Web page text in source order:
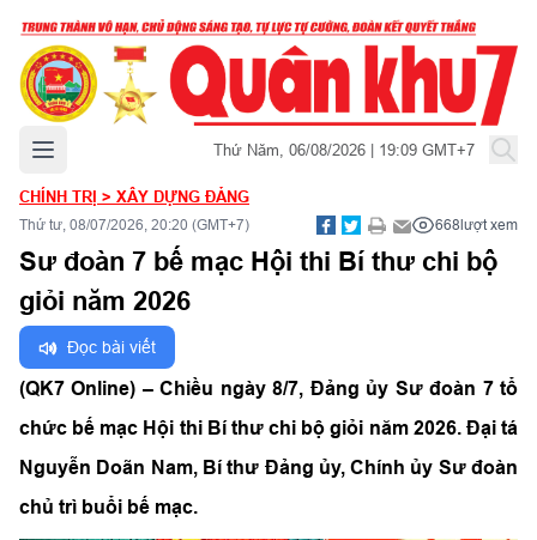
Mở menu chính Thứ Năm, 06/08/2026 | 19:09 GMT+7
CHÍNH TRỊ > XÂY DỰNG ĐẢNG
Thứ tư, 08/07/2026, 20:20 (GMT+7) 668lượt xem
Sư đoàn 7 bế mạc Hội thi Bí thư chi bộ
giỏi năm 2026
Đọc bài viết
(QK7 Online) – Chiều ngày 8/7, Đảng ủy Sư đoàn 7 tổ
chức bế mạc Hội thi Bí thư chi bộ giỏi năm 2026. Đại tá
Nguyễn Doãn Nam, Bí thư Đảng ủy, Chính ủy Sư đoàn
chủ trì buổi bế mạc.